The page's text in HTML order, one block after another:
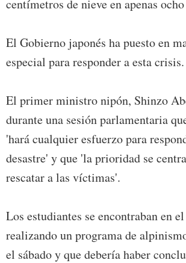
centímetros de nieve en apenas
El Gobierno japonés ha puesto en
especial para responder a esta crisis.
El primer ministro nipón, Shinzo
durante una sesión parlamentaria
'hará cualquier esfuerzo para
desastre' y que 'la prioridad se
rescatar a las víctimas'.
Los estudiantes se encontraban en
realizando un programa de
el sábado y que debería haber